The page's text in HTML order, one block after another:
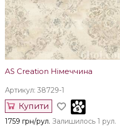
AS Creation Німеччина
Артикул: 38729-1
Купити
1759 грн/рул. Залишилось 1 рул.